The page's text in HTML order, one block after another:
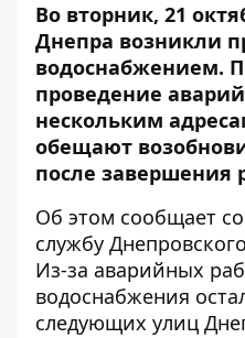
Во вторник, 21
Днепра возникли
водоснабжением.
проведение
нескольким
обещают
после завершения
Об этом сообщает
службу
Из-за аварийных
водоснабжения
следующих улиц